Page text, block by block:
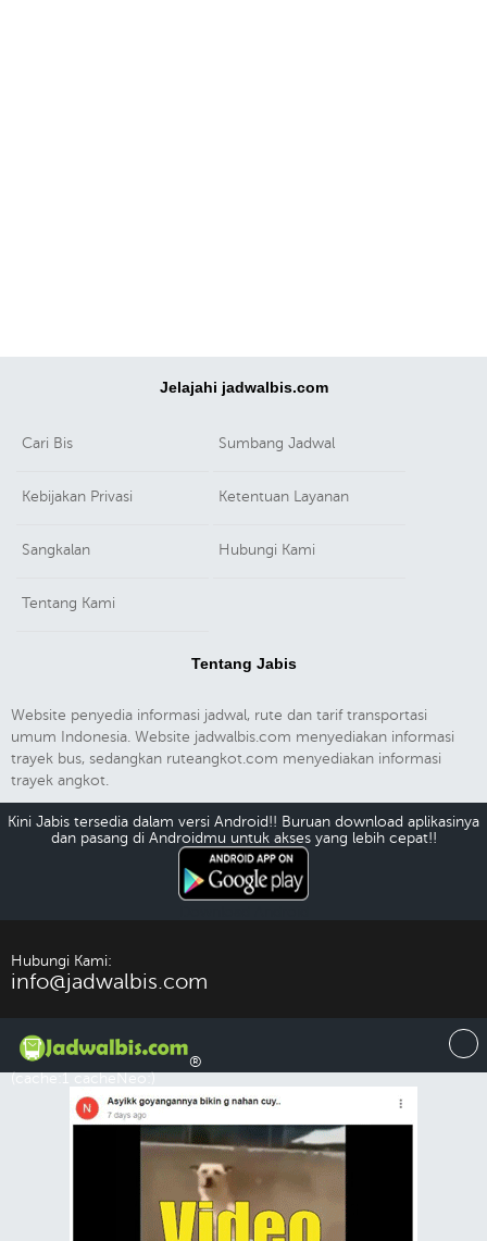
Jelajahi jadwalbis.com
Cari Bis Sumbang Jadwal
Kebijakan Privasi Ketentuan Layanan
Sangkalan Hubungi Kami
Tentang Kami
Tentang Jabis
Website penyedia informasi jadwal, rute dan tarif transportasi
umum Indonesia. Website jadwalbis.com menyediakan informasi
trayek bus, sedangkan ruteangkot.com menyediakan informasi
trayek angkot.
Kini Jabis tersedia dalam versi Android!! Buruan download aplikasinya
dan pasang di Androidmu untuk akses yang lebih cepat!!
Hubungi Kami:
info@jadwalbis.com
®
(cache:1 cacheNeo:)